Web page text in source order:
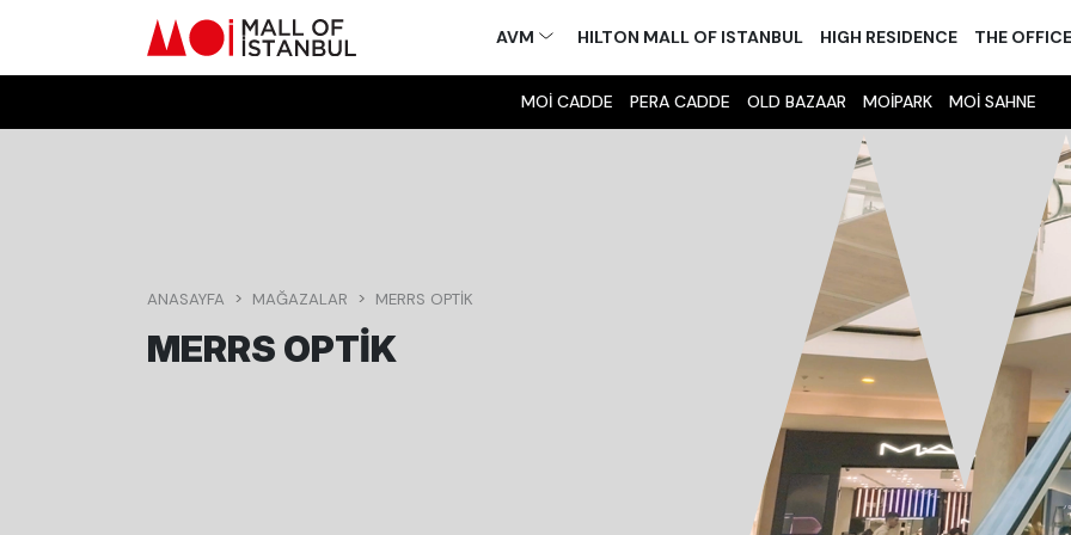
AVM HILTON MALL OF ISTANBUL HIGH RESIDENCE THE
MOİ CADDE PERA CADDE OLD BAZAAR MOİPARK MOİ SAHNE
ANASAYFA MAĞAZALAR MERRS OPTIK
MERRS OPTIK